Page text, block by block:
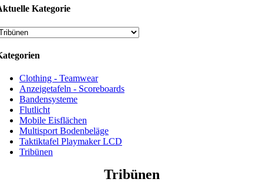
Kategorie
Clothing - Teamwear
Anzeigetafeln - Scoreboards
Bandensysteme
Flutlicht
Mobile Eisflächen
Multisport Bodenbeläge
Taktiktafel Playmaker LCD
Tribünen
Tribünen